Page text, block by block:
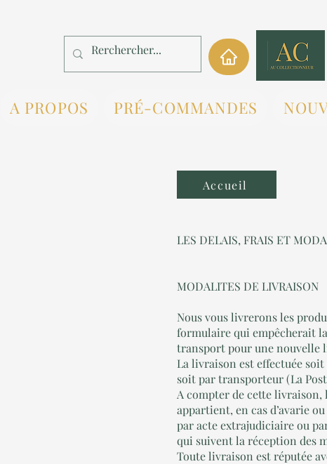
A PROPOS PRÉ-COMMANDES
Accueil
LES DELAIS, FRAIS ET
MODALITES DE LIVRAISON
Nous vous livrerons les
formulaire qui empêcherait
transport pour une nouvelle
La livraison est effectuée
soit par transporteur (La
A compter de cette livraison,
appartient, en cas d’avarie
par acte extrajudiciaire ou
qui suivent la réception des
Toute livraison est réputée